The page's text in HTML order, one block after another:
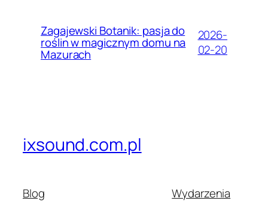
Zagajewski Botanik: pasja do
roślin w magicznym domu na
Mazurach
2026-
02-20
ixsound.com.pl
Blog
Wydarzenia